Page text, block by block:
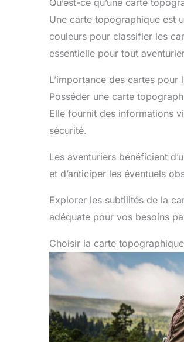
Qu’est-ce qu’une carte
Une carte topographique est
couleurs pour classifier les
essentielle pour tout
L’importance des cartes pour
Posséder une carte
Elle fournit des informations
sécurité.
Les aventuriers bénéficient
et d’anticiper les éventuels
Explorer les subtilités de la
adéquate pour vos besoins
Choisir la carte